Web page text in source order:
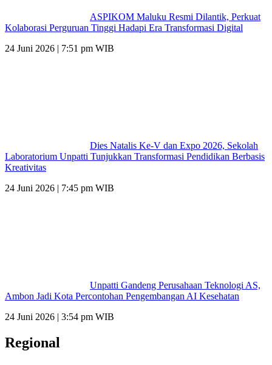
ASPIKOM Maluku Resmi Dilantik, Perkuat
Kolaborasi Perguruan Tinggi Hadapi Era Transformasi Digital
24 Juni 2026 | 7:51 pm WIB
Dies Natalis Ke-V dan Expo 2026, Sekolah
Laboratorium Unpatti Tunjukkan Transformasi Pendidikan Berbasis
Kreativitas
24 Juni 2026 | 7:45 pm WIB
Unpatti Gandeng Perusahaan Teknologi AS,
Ambon Jadi Kota Percontohan Pengembangan AI Kesehatan
24 Juni 2026 | 3:54 pm WIB
Regional